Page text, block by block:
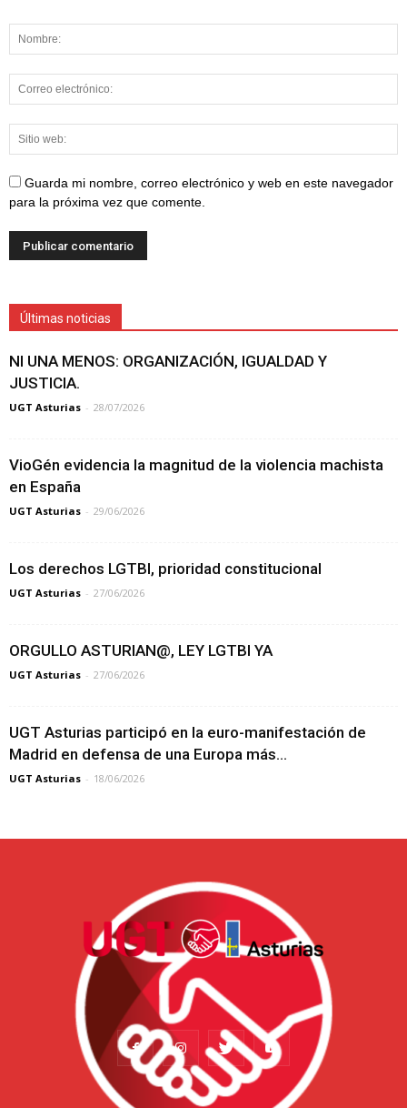
Guarda mi nombre, correo electrónico y web en este navegador
para la próxima vez que comente.
Últimas noticias
NI UNA MENOS: ORGANIZACIÓN, IGUALDAD Y
JUSTICIA.
UGT Asturias - 28/07/2026
VioGén evidencia la magnitud de la violencia machista
en España
UGT Asturias - 29/06/2026
Los derechos LGTBI, prioridad constitucional
UGT Asturias - 27/06/2026
ORGULLO ASTURIAN@, LEY LGTBI YA
UGT Asturias - 27/06/2026
UGT Asturias participó en la euro-manifestación de
Madrid en defensa de una Europa más...
UGT Asturias - 18/06/2026